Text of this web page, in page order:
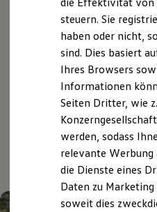
Fleet
Multistop
Übersicht
Hilfreiches für
Kurzfahrprofile
XTL-
Ersatzteile und
Original Zubehör
myVolkswagen
Elektrisch & Autonom
Elektro - &
Überblick
Service
und
steuern. Sie
haben oder nicht,
sind. Dies basiert
Ihres Browsers
Informationen
Seiten Dritter, wie
werden, sodass
relevante
die Dienste eines
Daten zu
soweit dies